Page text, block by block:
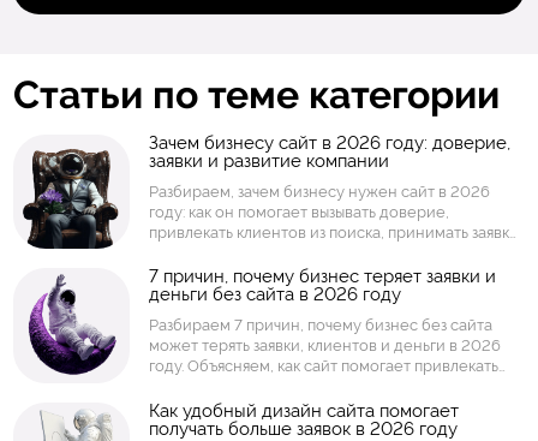
Статьи по теме категории
Зачем бизнесу сайт в 2026 году: доверие,
заявки и развитие компании
Разбираем, зачем бизнесу нужен сайт в 2026
году: как он помогает вызывать доверие,
привлекать клиентов из поиска, принимать заявки,
развивать компанию. Объясняем, когда
достаточно простого сайта, а когда нужен
сервис.
7 причин, почему бизнес теряет заявки и
деньги без сайта в 2026 году
Разбираем 7 причин, почему бизнес без сайта
может терять заявки, клиентов и деньги в 2026
году. Объясняем, как сайт помогает привлекать
принимать заявки, показывать товары и услуги,
собирать аналитику и работать как инструмент
Как удобный дизайн сайта помогает
получать больше заявок в 2026 году